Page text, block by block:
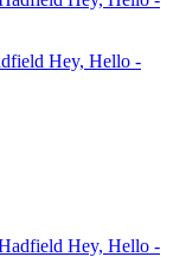
Hey, Hello -